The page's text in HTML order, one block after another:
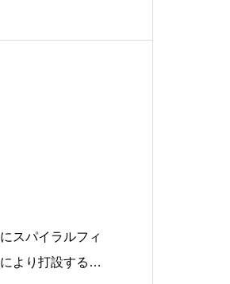
スパイラルフィ
より打設するも